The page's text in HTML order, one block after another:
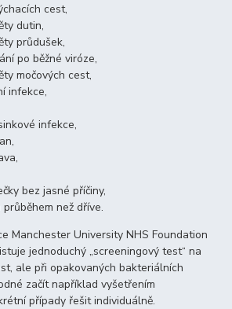
cest,
dutin,
průdušek,
po běžné viróze,
močových cest,
infekce,
infekce,
bez jasné příčiny,
než dříve.
Manchester University NHS Foundation
jednoduchý „screeningový test“ na
ale při opakovaných bakteriálních
začít například vyšetřením
případy řešit individuálně.